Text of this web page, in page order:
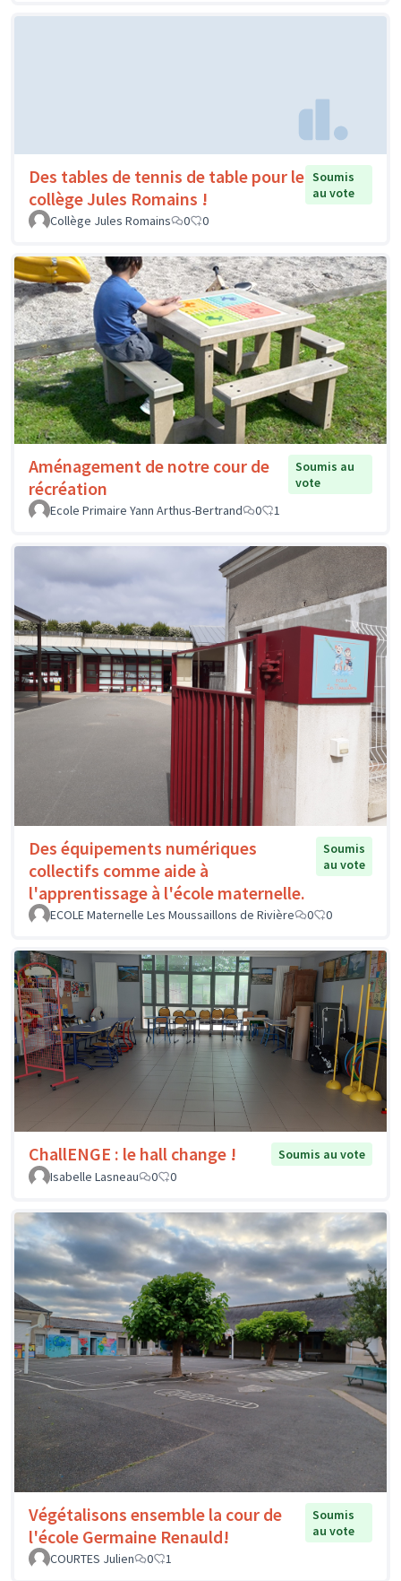
Des tables de tennis de table pour le
collège Jules Romains !
Soumis
au vote
Collège Jules Romains
0 0
Aménagement de notre cour de
récréation
Soumis au
vote
Ecole Primaire Yann Arthus-Bertrand
0 1
Des équipements numériques
collectifs comme aide à
l'apprentissage à l'école maternelle.
Soumis
au vote
ECOLE Maternelle Les Moussaillons de Rivière 0 0
ChallENGE : le hall change !
Soumis au vote
Isabelle Lasneau
0 0
Végétalisons ensemble la cour de
l'école Germaine Renauld!
Soumis
au vote
COURTES Julien
0 1